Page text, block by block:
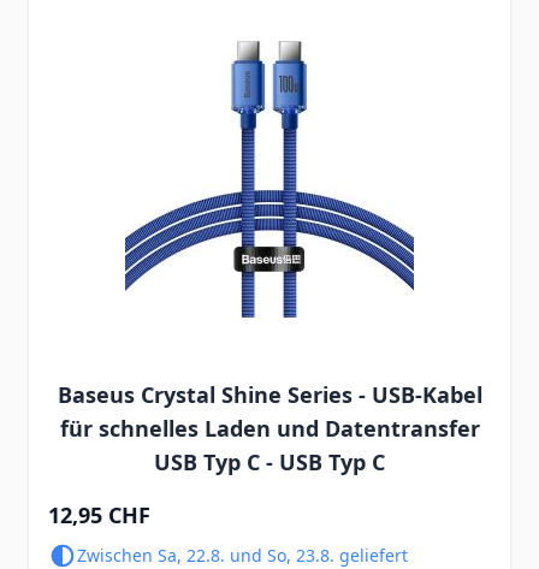
Baseus Crystal Shine Series - USB-Kabel
für schnelles Laden und Datentransfer
USB Typ C - USB Typ C
12,95 CHF
Zwischen Sa, 22.8. und So, 23.8. geliefert